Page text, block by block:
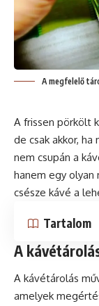
A megfelelő
A frissen pörkölt
de csak akkor,
nem csupán a
hanem egy olyan
csésze kávé a
Tartalom
A
A kávétárolás
amelyek